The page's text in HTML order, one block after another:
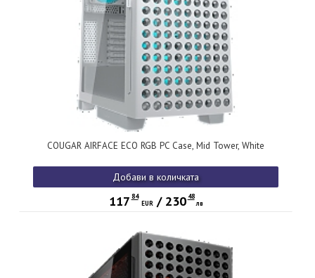
COUGAR AIRFACE ECO RGB PC Case, Mid Tower, White
Добави в количката
117 84
EUR/ 230 48
лв